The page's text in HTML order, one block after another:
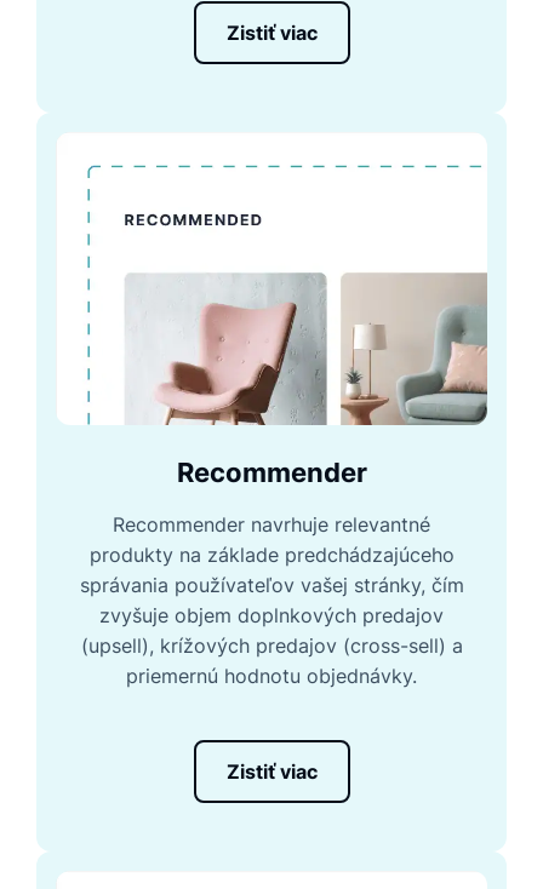
Zistiť viac
Recommender
Recommender navrhuje relevantné
produkty na základe predchádzajúceho
správania používateľov vašej stránky, čím
zvyšuje objem doplnkových predajov
(upsell), krížových predajov (cross-sell) a
priemernú hodnotu objednávky.
Zistiť viac